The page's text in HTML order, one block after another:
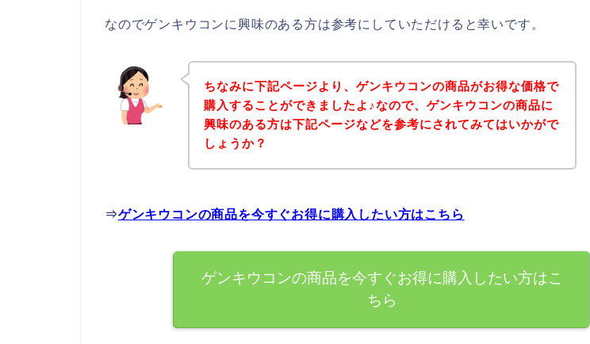
なのでゲンキウコンに興味のある方は参考にしていただけると幸いです。
ちなみに下記ページより、ゲンキウコンの商品がお得な価格で
購入することができましたよ♪なので、ゲンキウコンの商品に
興味のある方は下記ページなどを参考にされてみてはいかがで
しょうか？
⇒ゲンキウコンの商品を今すぐお得に購入したい方はこちら
ゲンキウコンの商品を今すぐお得に購入したい方はこ
ちら